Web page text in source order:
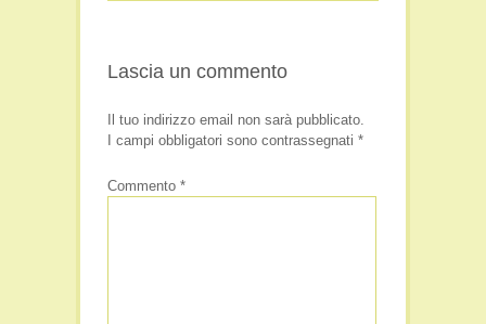
Lascia un commento
Il tuo indirizzo email non sarà pubblicato.
I campi obbligatori sono contrassegnati *
Commento *